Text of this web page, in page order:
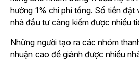
hưởng 1% chi phí tổng. Số tiền
nhà đầu tư càng kiếm được nhiều
Những người tạo ra các nhóm
nhuận cao để giành được nhiều